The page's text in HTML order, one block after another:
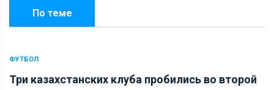
По теме
ФУТБОЛ
Три казахстанских клуба пробились во второй